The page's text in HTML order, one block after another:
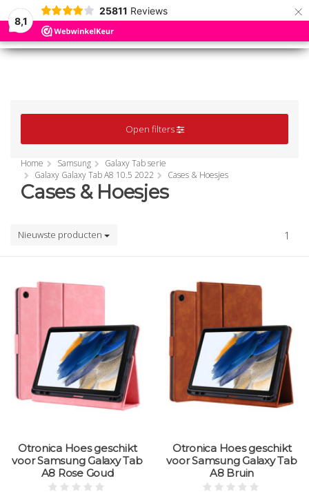
8,1
25811 Reviews ×
MENU
MENU
Open filters
Home Samsung
Galaxy Tab serie
Galaxy Galaxy Tab A8 10.5 2022
Cases & Hoesjes
Cases & Hoesjes
Nieuwste producten 1
Otronica Hoes geschikt
voor Samsung Galaxy Tab
A8 Rose Goud
Otronica Hoes geschikt
voor Samsung Galaxy Tab
A8 Bruin